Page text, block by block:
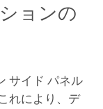
ョンの
サイド パネル
れにより、デ